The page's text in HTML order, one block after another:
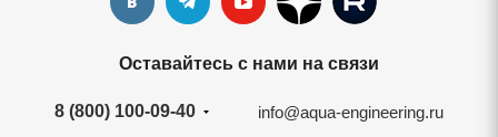
Оставайтесь с нами на связи
8 (800) 100-09-40 info@aqua-engineering.ru